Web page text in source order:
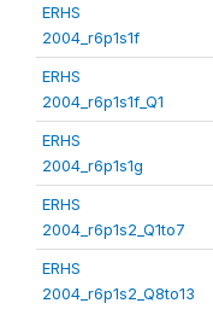
ERHS
2004_r6p1s1f
ERHS
2004_r6p1s1f_Q1
ERHS
2004_r6p1s1g
ERHS
2004_r6p1s2_Q1to7
ERHS
2004_r6p1s2_Q8to13